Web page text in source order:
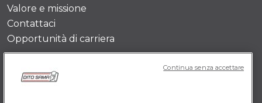
Valore e missione
Contattaci
Opportunità di carriera
POLICY IT Continua senza accettare